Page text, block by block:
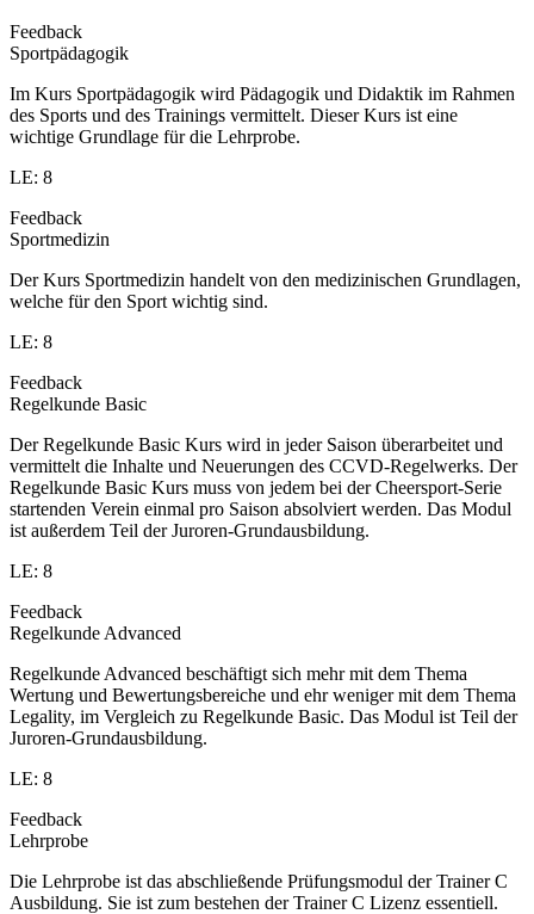
Feedback
Sportpädagogik
Im Kurs Sportpädagogik wird Pädagogik und Didaktik im Rahmen
des Sports und des Trainings vermittelt. Dieser Kurs ist eine
wichtige Grundlage für die Lehrprobe.
LE: 8
Feedback
Sportmedizin
Der Kurs Sportmedizin handelt von den medizinischen Grundlagen,
welche für den Sport wichtig sind.
LE: 8
Feedback
Regelkunde Basic
Der Regelkunde Basic Kurs wird in jeder Saison überarbeitet und
vermittelt die Inhalte und Neuerungen des CCVD-Regelwerks. Der
Regelkunde Basic Kurs muss von jedem bei der Cheersport-Serie
startenden Verein einmal pro Saison absolviert werden. Das Modul
ist außerdem Teil der Juroren-Grundausbildung.
LE: 8
Feedback
Regelkunde Advanced
Regelkunde Advanced beschäftigt sich mehr mit dem Thema
Wertung und Bewertungsbereiche und ehr weniger mit dem Thema
Legality, im Vergleich zu Regelkunde Basic. Das Modul ist Teil der
Juroren-Grundausbildung.
LE: 8
Feedback
Lehrprobe
Die Lehrprobe ist das abschließende Prüfungsmodul der Trainer C
Ausbildung. Sie ist zum bestehen der Trainer C Lizenz essentiell.